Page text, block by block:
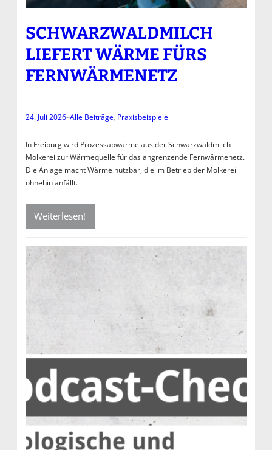
SCHWARZWALDMILCH
LIEFERT WÄRME FÜRS
FERNWÄRMENETZ
24. Juli 2026–Alle Beiträge, Praxisbeispiele
In Freiburg wird Prozessabwärme aus der Schwarzwaldmilch-
Molkerei zur Wärmequelle für das angrenzende Fernwärmenetz.
Die Anlage macht Wärme nutzbar, die im Betrieb der Molkerei
ohnehin anfällt.
Weiterlesen!